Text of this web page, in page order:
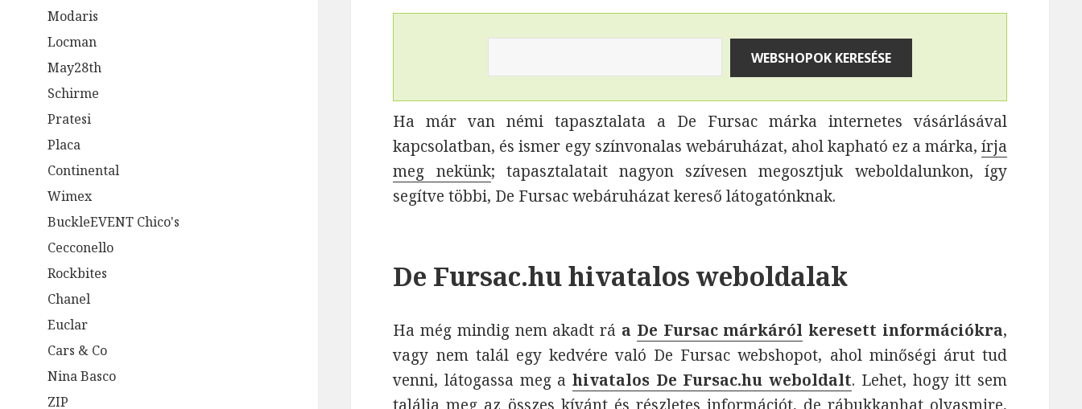
Modaris
Locman
May28th
Schirme
Pratesi
Placa
Continental
Wimex
BuckleEVENT Chico's
Cecconello
Rockbites
Chanel
Euclar
Cars & Co
Nina Basco
ZIP
Ha már van némi tapasztalata a De Fursac márka internetes vásárlásával
kapcsolatban, és ismer egy színvonalas webáruházat, ahol kapható ez a márka, írja
meg nekünk; tapasztalatait nagyon szívesen megosztjuk weboldalunkon, így
segítve többi, De Fursac webáruházat kereső látogatónknak.
De Fursac.hu hivatalos weboldalak
Ha még mindig nem akadt rá a De Fursac márkáról keresett információkra,
vagy nem talál egy kedvére való De Fursac webshopot, ahol minőségi árut tud
venni, látogassa meg ahivatalos De Fursac.hu weboldalt. Lehet, hogy itt sem